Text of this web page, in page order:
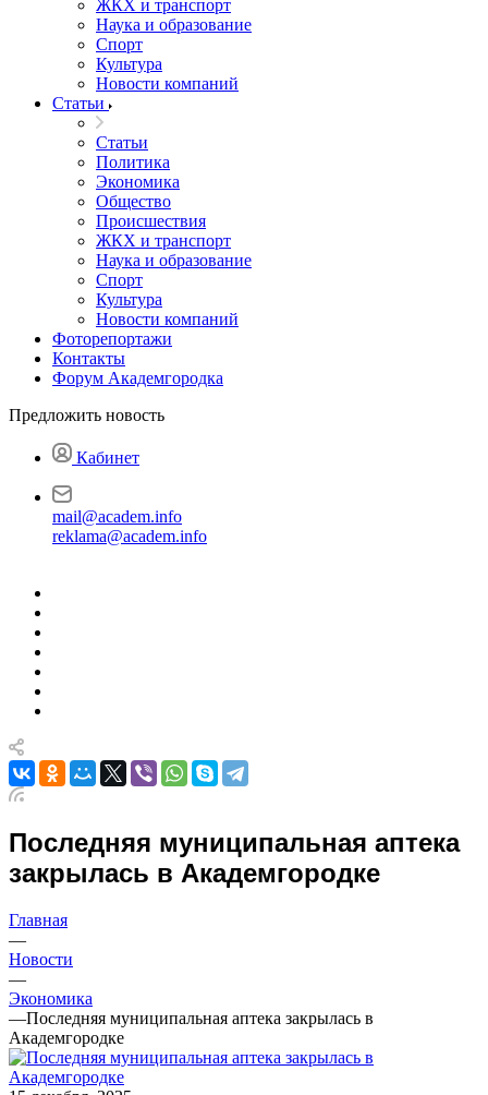
ЖКХ и транспорт
Наука и образование
Спорт
Культура
Новости компаний
Статьи
Статьи
Политика
Экономика
Общество
Происшествия
ЖКХ и транспорт
Наука и образование
Спорт
Культура
Новости компаний
Фоторепортажи
Контакты
Форум Академгородка
Предложить новость
Кабинет
mail@academ.info
reklama@academ.info
Последняя муниципальная аптека
закрылась в Академгородке
Главная
—
Новости
—
Экономика
—Последняя муниципальная аптека закрылась в
Академгородке